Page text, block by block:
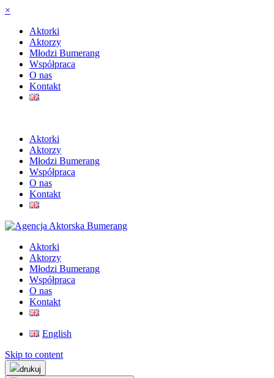
×
Aktorki
Aktorzy
Młodzi Bumerang
Współpraca
O nas
Kontakt
Aktorki
Aktorzy
Młodzi Bumerang
Współpraca
O nas
Kontakt
Aktorki
Aktorzy
Młodzi Bumerang
Współpraca
O nas
Kontakt
English
Skip to content
drukuj